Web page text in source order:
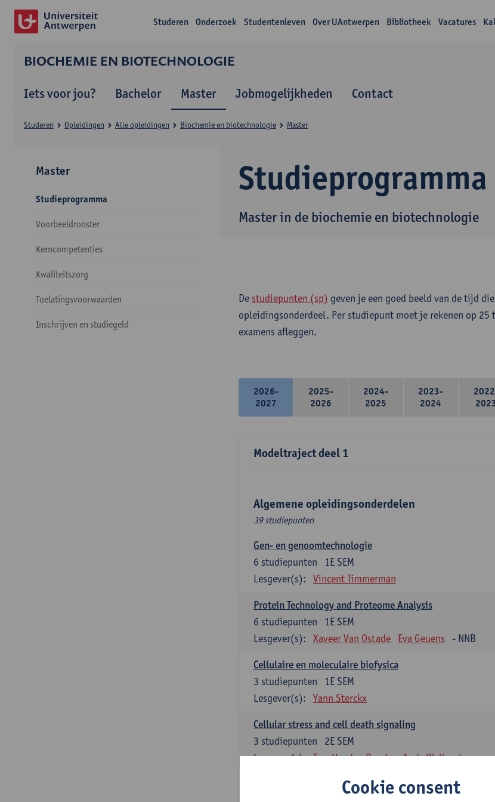
Studeren Onderzoek Studentenleven Over UAntwerpen Bibliotheek Vacatures
BIOCHEMIE EN BIOTECHNOLOGIE
Iets voor jou? Bachelor Master Jobmogelijkheden Contact
Studieprogramma
Master in de biochemie en biotechnologie
Studeren Opleidingen Alle opleidingen Biochemie en biotechnologie Master
Master
Studieprogramma
Voorbeeldrooster
Kerncompetenties
Kwaliteitszorg
Toelatingsvoorwaarden
Inschrijven en studiegeld
De studiepunten (sp) geven je een goed beeld van de tijd
opleidingsonderdeel. Per studiepunt moet je rekenen op 25
examens afleggen.
2026-
2027
2025-
2026
2024-
2025
2023-
2024
Modeltraject deel 1
Algemene opleidingsonderdelen
39 studiepunten
Gen- en genoomtechnologie
1E SEM
6 studiepunten
Lesgever(s):
Vincent Timmerman
Protein Technology and Proteome Analysis
1E SEM
6 studiepunten
Lesgever(s):
Xaveer Van Ostade Eva Geuens - NNB
Cellulaire en moleculaire biofysica
1E SEM
3 studiepunten
Lesgever(s):
Yann Sterckx
Cellular stress and cell death signaling
2E SEM
3 studiepunten
Lesgever(s): Tom Vanden Berghe Andy Wullaert
Cookie consent